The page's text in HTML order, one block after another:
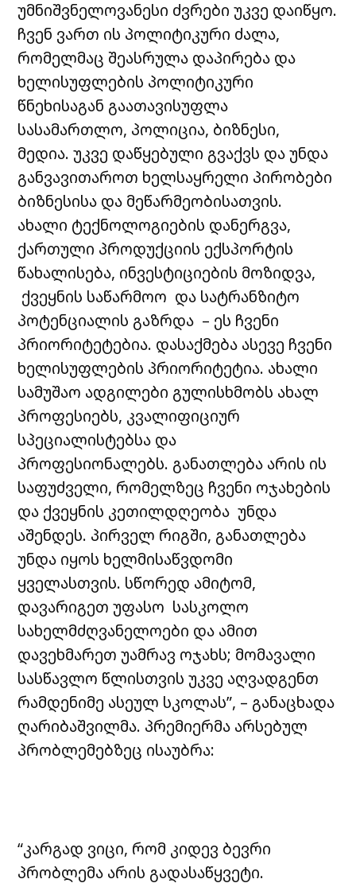
უმნიშვნელოვანესი ძვრები უკვე დაიწყო.
ჩვენ ვართ ის პოლიტიკური ძალა,
რომელმაც შეასრულა დაპირება და
ხელისუფლების პოლიტიკური
წნეხისაგან გაათავისუფლა
სასამართლო, პოლიცია, ბიზნესი,
მედია. უკვე დაწყებული გვაქვს და უნდა
განვავითაროთ ხელსაყრელი პირობები
ბიზნესისა და მეწარმეობისათვის.
ახალი ტექნოლოგიების დანერგვა,
ქართული პროდუქციის ექსპორტის
წახალისება, ინვესტიციების მოზიდვა,
ქვეყნის საწარმოო და სატრანზიტო
პოტენციალის გაზრდა – ეს ჩვენი
პრიორიტეტებია. დასაქმება ასევე ჩვენი
ხელისუფლების პრიორიტეტია. ახალი
სამუშაო ადგილები გულისხმობს ახალ
პროფესიებს, კვალიფიციურ
სპეციალისტებსა და
პროფესიონალებს. განათლება არის ის
საფუძველი, რომელზეც ჩვენი ოჯახების
და ქვეყნის კეთილდღეობა უნდა
აშენდეს. პირველ რიგში, განათლება
უნდა იყოს ხელმისაწვდომი
ყველასთვის. სწორედ ამიტომ,
დავარიგეთ უფასო სასკოლო
სახელმძღვანელოები და ამით
დავეხმარეთ უამრავ ოჯახს; მომავალი
სასწავლო წლისთვის უკვე აღვადგენთ
რამდენიმე ასეულ სკოლას”, – განაცხადა
ღარიბაშვილმა. პრემიერმა არსებულ
პრობლემებზეც ისაუბრა:
“კარგად ვიცი, რომ კიდევ ბევრი
პრობლემა არის გადასაწყვეტი.